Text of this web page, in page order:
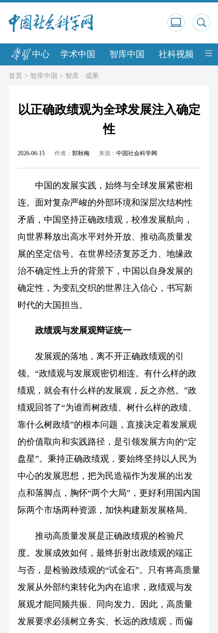
中心 学术中国 智库中国 社科视频 中
首页> 智库中国 > 智库 · 成果
以正确政绩观为全球发展注入确定
性
2026-06-15 作者： 郭秋梅 来源：中国社会科学网
中国的发展实践，始终与全球发展紧密相
连。面对复杂严峻的外部环境和深层次结构性
矛盾，中国坚持正确政绩观，校准发展航向，
向世界释放出高水平对外开放、推动高质量发
展的坚定信号。在世界经济复苏乏力、地缘政
治不确定性上升的背景下，中国以自身发展的
确定性，为变乱交织的世界注入信心，书写新
时代的大国担当。
政绩观与发展观辩证统一
发展观的落地，离不开正确政绩观的引
领。“政绩观与发展观密切相连。有什么样的政
绩观，就会有什么样的发展观，反之亦然。”政
绩观回答了“为谁而树政绩、树什么样的政绩、
靠什么树政绩”的根本问题，直接决定着发展观
的价值取向和实践路径，是引领发展方向的“定
盘星”。秉持正确政绩观，要始终坚持以人民为
中心的发展思想，把为民造福作为发展的出发
点和落脚点，胸怀“两个大局”，更好利用国内国
际两个市场两种资源，加快构建新发展格局。
推动高质量发展是正确政绩观的检验尺
度。发展成效如何，最终折射出政绩观的端正
与否，是检验政绩观的“试金石”。只有将高质量
发展从外部约束转化为内在追求，政绩观与发
展观才能同频共振、同向发力。因此，高质量
发展要求必须树立务实、长远的政绩观，而偏